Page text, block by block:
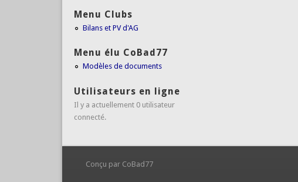
Menu Clubs
Bilans et PV d'AG
Menu élu CoBad77
Modèles de documents
Utilisateurs en ligne
Il y a actuellement 0 utilisateur
connecté.
Conçu par CoBad77